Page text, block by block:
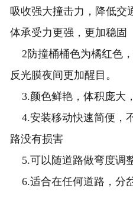
吸收强大撞击力，降低交
体承受力更强，更加稳固
2防撞桶桶色为橘红色
反光膜夜间更加醒目。
3.颜色鲜艳，体积庞大
4.安装移动快速简便，
路没有损害
5.可以随道路做弯度调
6.适合在任何道路，分